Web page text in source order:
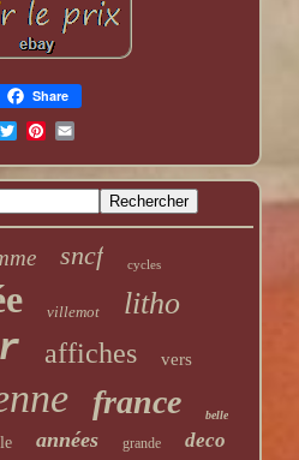
Share
sncf cycles
villemot litho
affiches vers
france belle
années grande deco